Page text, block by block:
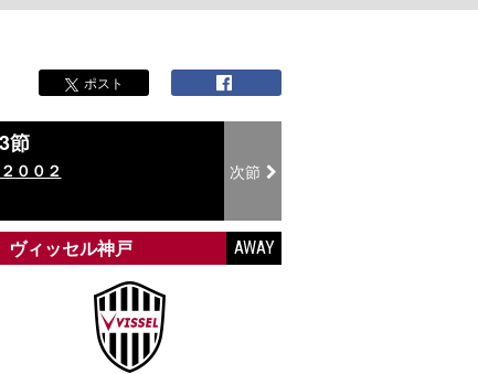
ポスト
節
００２ 次節
AWAY
ヴィッセル神戸